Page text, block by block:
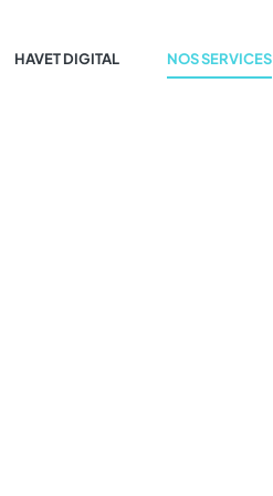
HAVET DIGITAL NOS SERVICES